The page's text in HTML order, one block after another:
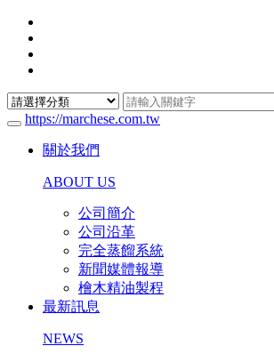
https://marchese.com.tw
關於我們
ABOUT US
公司簡介
公司沿革
完全蒸餾系統
新聞媒體報導
檜木精油製程
最新訊息
NEWS